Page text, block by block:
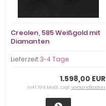
Creolen, 585 Weißgold mit
Diamanten
Lieferzeit:3-4 Tage
1.598,00 EUR
inkl. 19 % MwSt. zzgl.Versandkosten